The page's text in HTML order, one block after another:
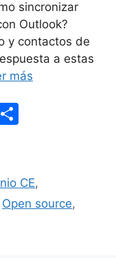
sincronizar
Outlook?
y contactos de
a estas
más
p
ar
CE,
Open source,